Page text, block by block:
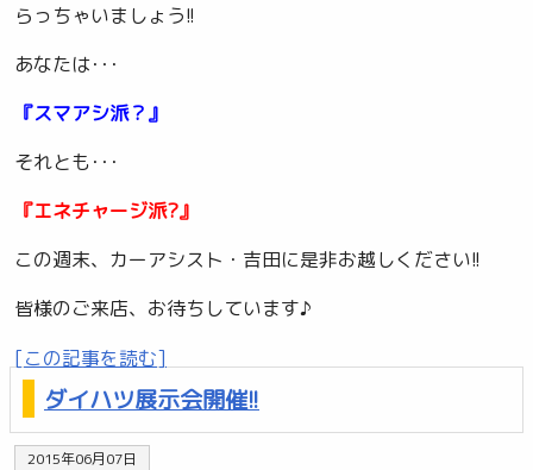
らっちゃいましょう!!
あなたは･･･
『スマアシ派？』
それとも･･･
『エネチャージ派?』
この週末、カーアシスト・吉田に是非お越しください!!
皆様のご来店、お待ちしています♪
[この記事を読む]
ダイハツ展示会開催!!
2015年06月07日